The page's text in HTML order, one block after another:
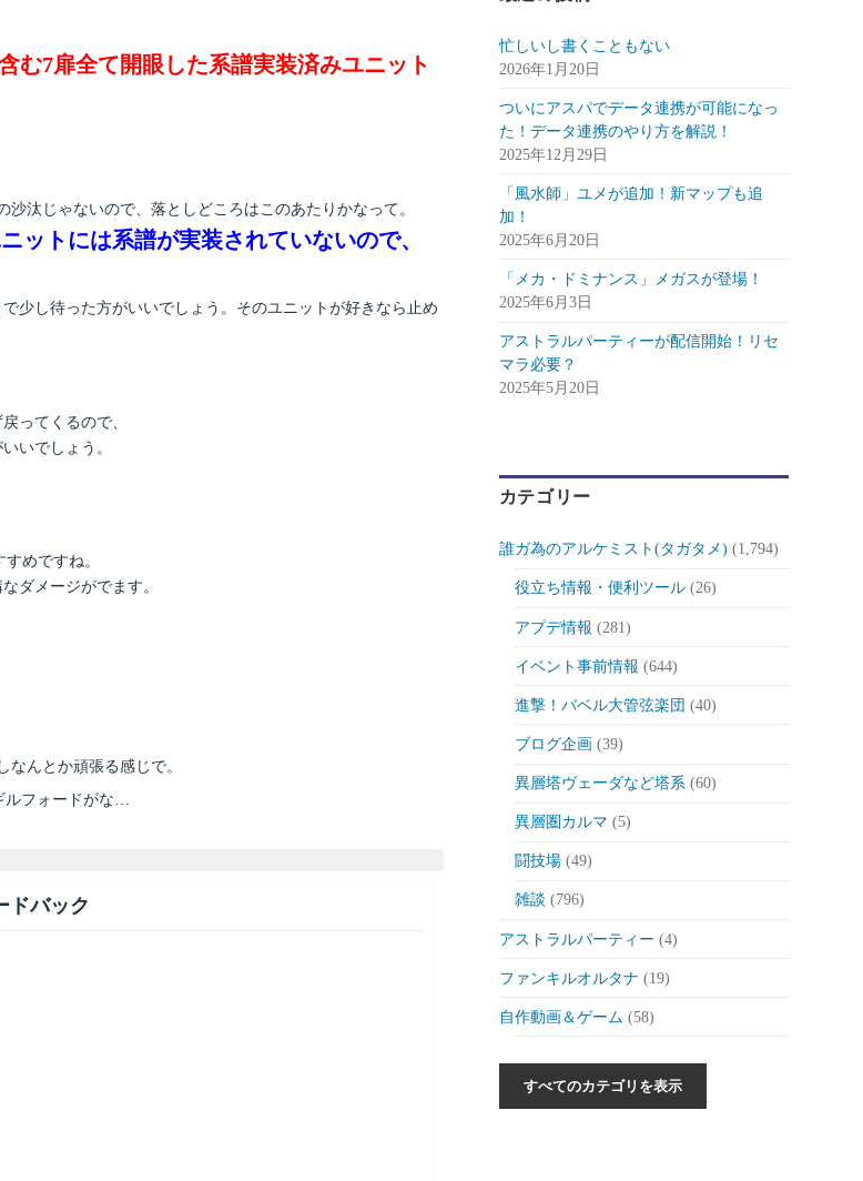
む7扉全て開眼した系譜実装済みユニット
汰じゃないので、落としどころはこのあたりかなって。
ットには系譜が実装されていないので、
少し待った方がいいでしょう。そのユニットが好きなら止め
ってくるので、
いでしょう。
めですね。
ダメージがでます。
んとか頑張る感じで。
ルフォードがな…
ドバック
忙しいし書くこともない
2026年1月20日
ついにアスパでデータ連携が可能になっ
た！データ連携のやり方を解説！
2025年12月29日
「風水師」ユメが追加！新マップも追
加！
2025年6月20日
「メカ・ドミナンス」メガスが登場！
2025年6月3日
アストラルパーティーが配信開始！リセ
マラ必要？
2025年5月20日
カテゴリー
誰ガ為のアルケミスト(タガタメ) (1,794)
役立ち情報・便利ツール(26)
アプデ情報 (281)
イベント事前情報 (644)
進撃！バベル大管弦楽団 (40)
ブログ企画 (39)
異層塔ヴェーダなど塔系(60)
異層圏カルマ (5)
闘技場(49)
雑談 (796)
アストラルパーティー (4)
ファンキルオルタナ (19)
自作動画＆ゲーム (58)
自作ゲーム紹介 (6)